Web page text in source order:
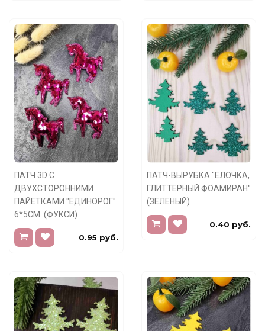
ПАТЧ 3D С
ДВУХСТОРОННИМИ
ПАЙЕТКАМИ "ЕДИНОРОГ"
6*5СМ. (ФУКСИ)
0.95 руб.
ПАТЧ-ВЫРУБКА "ЕЛОЧКА,
ГЛИТТЕРНЫЙ ФОАМИРАН"
(ЗЕЛЕНЫЙ)
0.40 руб.